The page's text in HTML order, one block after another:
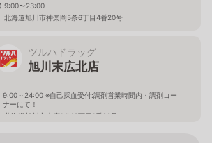
9:00〜23:00
北海道旭川市神楽岡5条6丁目4番20号
ツルハドラッグ
旭川末広北店
9:00～24:00 ※自己採血受付:調剤営業時間内・調剤コー
ナーにて！
北海道旭川市末広1条10丁目1番20号